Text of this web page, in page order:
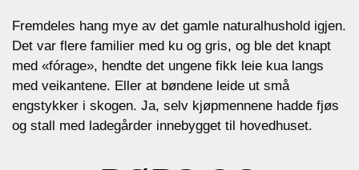
Fremdeles hang mye av det gamle naturalhushold igjen.
Det var flere familier med ku og gris, og ble det knapt
med «fórage», hendte det ungene fikk leie kua langs
med veikantene. Eller at bøndene leide ut små
engstykker i skogen. Ja, selv kjøpmennene hadde fjøs
og stall med ladegårder innebygget til hovedhuset.